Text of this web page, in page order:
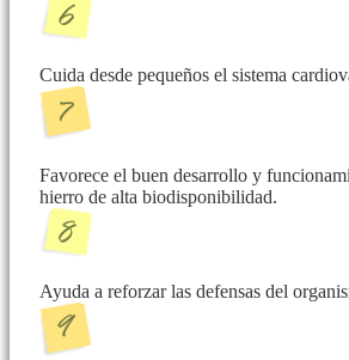
Cuida desde pequeños el sistema
Favorece el buen desarrollo y
hierro de alta biodisponibilidad.
Ayuda a reforzar las defensas del